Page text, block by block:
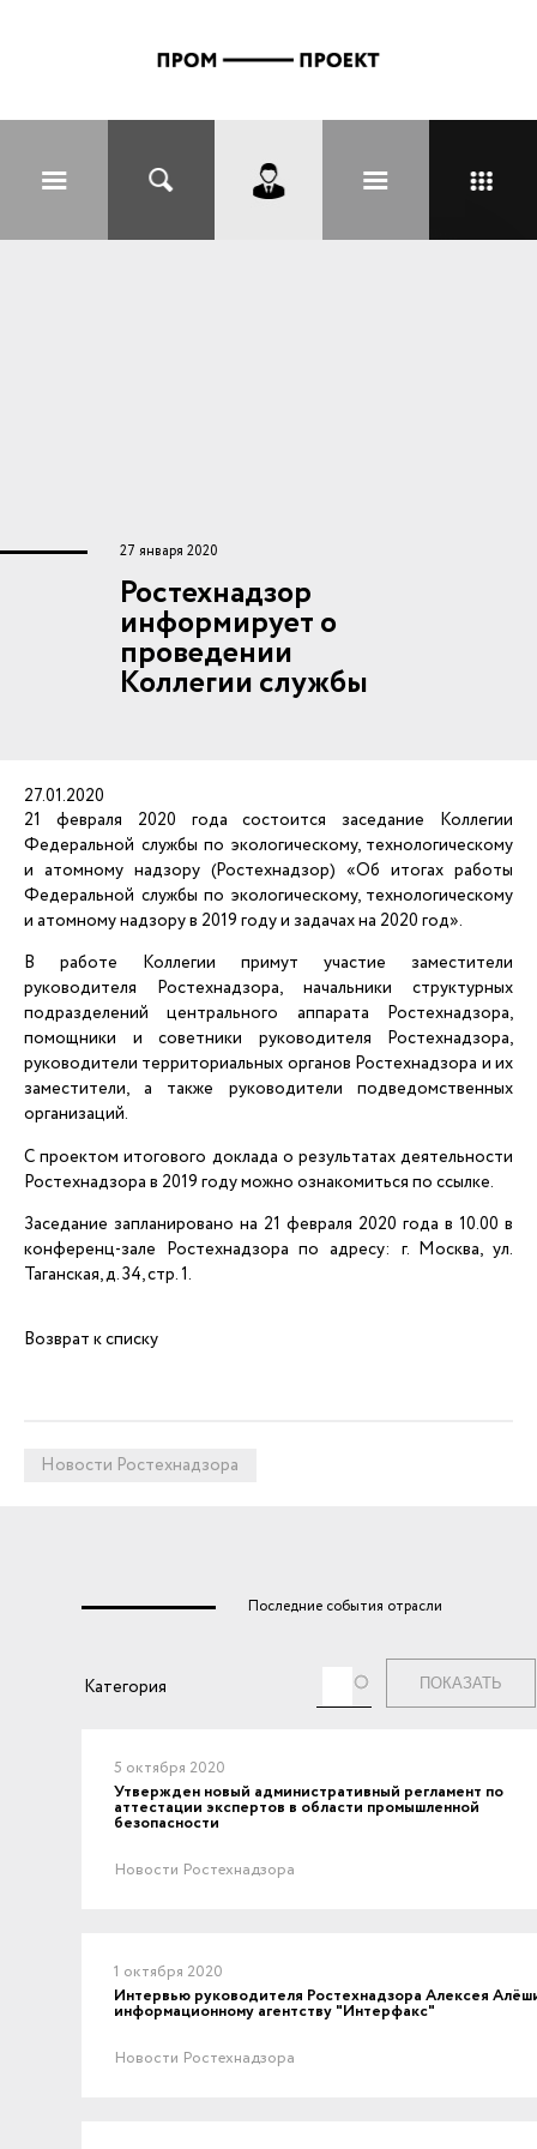
Вы здесь
27 января 2020
Ростехнадзор
информирует о
проведении
Коллегии службы
27.01.2020
21 февраля 2020 года состоится заседание Коллегии
Федеральной службы по экологическому, технологическому
и атомному надзору (Ростехнадзор) «Об итогах работы
Федеральной службы по экологическому, технологическому
и атомному надзору в 2019 году и задачах на 2020 год».
В работе Коллегии примут участие заместители
руководителя Ростехнадзора, начальники структурных
подразделений центрального аппарата Ростехнадзора,
помощники и советники руководителя Ростехнадзора,
руководители территориальных органов Ростехнадзора и их
заместители, а также руководители подведомственных
организаций.
С проектом итогового доклада о результатах деятельности
Ростехнадзора в 2019 году можно ознакомиться по ссылке.
Заседание запланировано на 21 февраля 2020 года в 10.00 в
конференц-зале Ростехнадзора по адресу: г. Москва, ул.
Таганская, д. 34, стр. 1.
Возврат к списку
Новости Ростехнадзора
Последние события отрасли
5 октября 2020
Утвержден новый административный регламент по
аттестации экспертов в области промышленной
безопасности
Новости Ростехнадзора
1 октября 2020
Интервью руководителя Ростехнадзора Алексея
информационному агентству "Интерфакс"
Новости Ростехнадзора